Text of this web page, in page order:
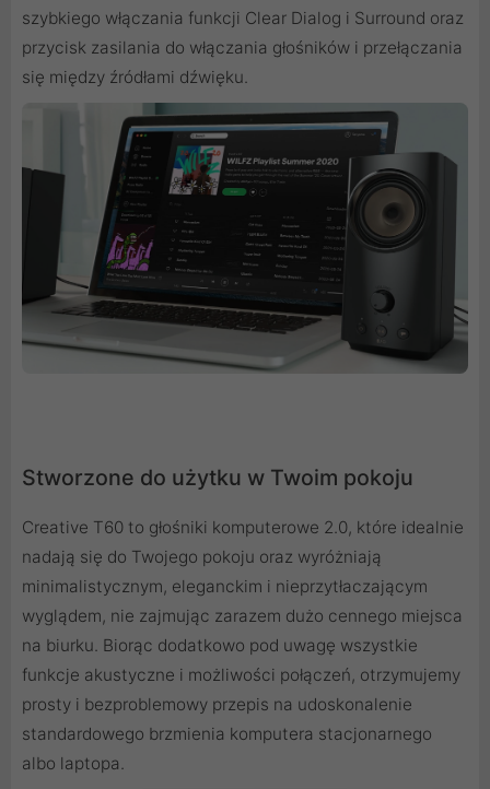
szybkiego włączania funkcji Clear Dialog i Surround oraz
przycisk zasilania do włączania głośników i przełączania
się między źródłami dźwięku.
Stworzone do użytku w Twoim pokoju
Creative T60 to głośniki komputerowe 2.0, które idealnie
nadają się do Twojego pokoju oraz wyróżniają
minimalistycznym, eleganckim i nieprzytłaczającym
wyglądem, nie zajmując zarazem dużo cennego miejsca
na biurku. Biorąc dodatkowo pod uwagę wszystkie
funkcje akustyczne i możliwości połączeń, otrzymujemy
prosty i bezproblemowy przepis na udoskonalenie
standardowego brzmienia komputera stacjonarnego
albo laptopa.